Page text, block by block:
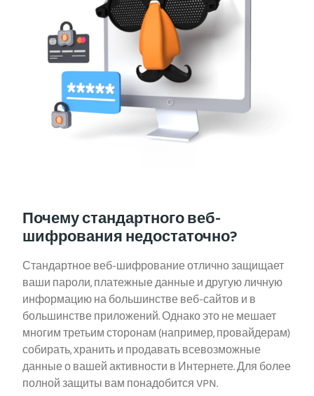
Почему стандартного веб-
шифрования недостаточно?
Стандартное веб-шифрование отлично защищает
ваши пароли, платежные данные и другую личную
информацию на большинстве веб-сайтов и в
большинстве приложений. Однако это не мешает
многим третьим сторонам (например, провайдерам)
собирать, хранить и продавать всевозможные
данные о вашей активности в Интернете. Для более
полной защиты вам понадобится VPN.